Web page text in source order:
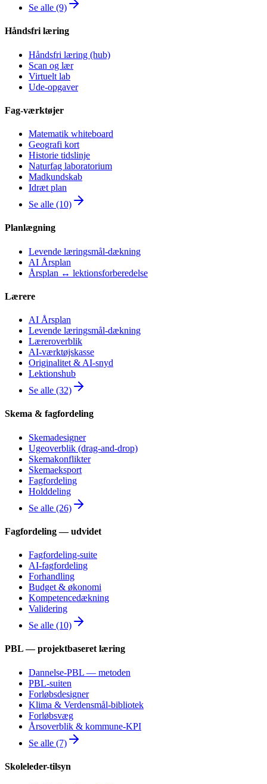
Se alle (9)
Håndsfri læring
Håndsfri læring (hub)
Scan og lær
Virtuelt lab
Ude-opgaver
Fag-værktøjer
Matematik whiteboard
Geografi kort
Historie tidslinje
Naturfag laboratorium
Madkundskab
Idræt plan
Se alle (10)
Planlægning
Levende læringsmål-dækning
AI Årsplan
Årsplan ↔ lektionsforberedelse
Lærere
AI Årsplan
Levende læringsmål-dækning
Læreroverblik
AI-værktøjskasse
Originalitet & AI-snyd
Lektionshub
Se alle (32)
Skema & fagfordeling
Skemadesigner
Ugeoverblik (drag-and-drop)
Skemakonflikter
Skemaeksport
Fagfordeling
Holddeling
Se alle (26)
Fagfordeling — udvidet
Fagfordeling-suite
AI-fagfordeling
Forhandling
Budget & økonomi
Kompetencedækning
Validering
Se alle (10)
PBL — projektbaseret læring
Dannelse-PBL — metoden
PBL-suiten
Forløbsdesigner
Klima & Verdensmål-bibliotek
Forløbsvæg
Årsoverblik & kommune-KPI
Se alle (7)
Skoleleder-tilsyn